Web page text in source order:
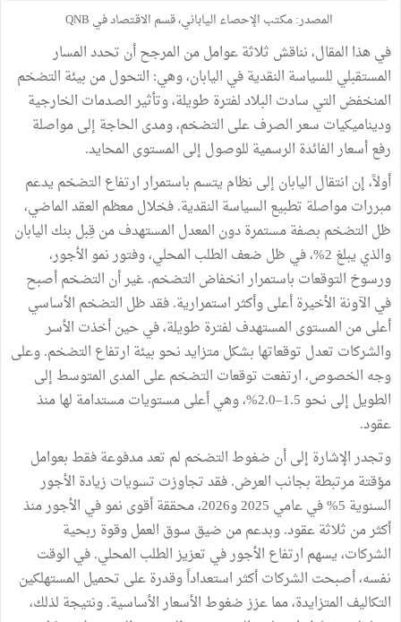
المصدر: مكتب الإحصاء الياباني، قسم الاقتصاد في QNB
في هذا المقال، نناقش ثلاثة عوامل من المرجح أن تحدد المسار
المستقبلي للسياسة النقدية في اليابان، وهي: التحول من بيئة التضخم
المنخفض التي سادت البلاد لفترة طويلة، وتأثير الصدمات الخارجية
وديناميكيات سعر الصرف على التضخم، ومدى الحاجة إلى مواصلة
رفع أسعار الفائدة الرسمية للوصول إلى المستوى المحايد.
أولاً، إن انتقال اليابان إلى نظام يتسم باستمرار ارتفاع التضخم يدعم
مبررات مواصلة تطبيع السياسة النقدية. فخلال معظم العقد الماضي،
ظل التضخم بصفة مستمرة دون المعدل المستهدف من قِبل بنك اليابان
والذي يبلغ 2%، في ظل ضعف الطلب المحلي، وفتور نمو الأجور،
ورسوخ التوقعات باستمرار انخفاض التضخم. غير أن التضخم أصبح
في الآونة الأخيرة أعلى وأكثر استمرارية. فقد ظل التضخم الأساسي
أعلى من المستوى المستهدف لفترة طويلة، في حين أخذت الأسر
والشركات تعدل توقعاتها بشكل متزايد نحو بيئة ارتفاع التضخم. وعلى
وجه الخصوص، ارتفعت توقعات التضخم على المدى المتوسط إلى
الطويل إلى نحو 1.5–2.0%، وهي أعلى مستويات مستدامة لها منذ
عقود.
وتجدر الإشارة إلى أن ضغوط التضخم لم تعد مدفوعة فقط بعوامل
مؤقتة مرتبطة بجانب العرض. فقد تجاوزت تسويات زيادة الأجور
السنوية 5% في عامي 2025 و2026، محققة أقوى نمو في الأجور منذ
أكثر من ثلاثة عقود. وبدعم من ضيق سوق العمل وقوة ربحية
الشركات، يسهم ارتفاع الأجور في تعزيز الطلب المحلي. في الوقت
نفسه، أصبحت الشركات أكثر استعداداً وقدرة على تحميل المستهلكين
التكاليف المتزايدة، مما عزز ضغوط الأسعار الأساسية. ونتيجة لذلك،